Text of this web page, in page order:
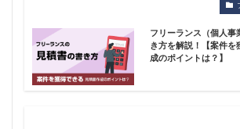
フリーランス（個人事
き方を解説！【案件を
成のポイントは？】